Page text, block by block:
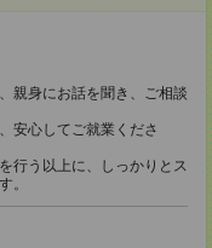
親身にお話を聞き、ご相談
安心してご就業くださ
行う以上に、しっかりとス
。